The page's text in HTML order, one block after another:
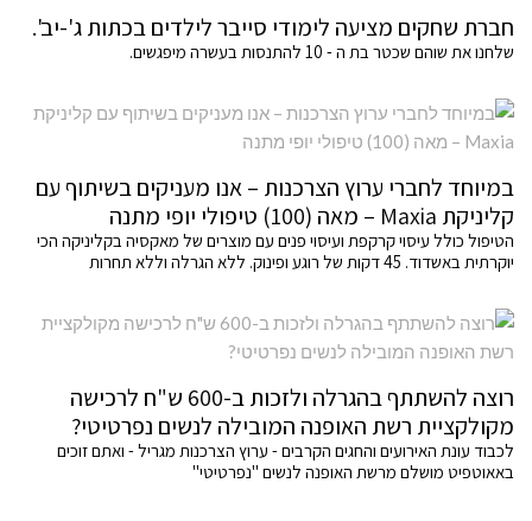
חברת שחקים מציעה לימודי סייבר לילדים בכתות ג'-יב'.
שלחנו את שוהם שכטר בת ה - 10 להתנסות בעשרה מיפגשים.
במיוחד לחברי ערוץ הצרכנות – אנו מעניקים בשיתוף עם
קליניקת Maxia – מאה (100) טיפולי יופי מתנה
הטיפול כולל עיסוי קרקפת ועיסוי פנים עם מוצרים של מאקסיה בקליניקה הכי
יוקרתית באשדוד. 45 דקות של רוגע ופינוק. ללא הגרלה וללא תחרות
רוצה להשתתף בהגרלה ולזכות ב-600 ש"ח לרכישה
מקולקציית רשת האופנה המובילה לנשים נפרטיטי?
לכבוד עונת האירועים והחגים הקרבים - ערוץ הצרכנות מגריל - ואתם זוכים
באאוטפיט מושלם מרשת האופנה לנשים "נפרטיטי"